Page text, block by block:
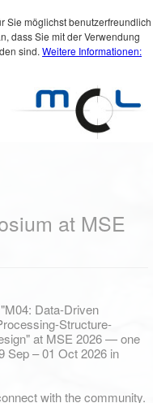
Sie möglichst benutzerfreundlich
dass Sie mit der Verwendung
sind. Weitere Informationen:
at MSE
Data-Driven
Structure-
at MSE 2026 — one
Sep – 01 Oct 2026 in
with the community.